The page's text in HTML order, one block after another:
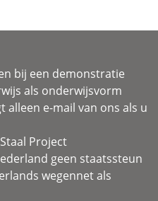
bij een demonstratie
als onderwijsvorm
alleen e-mail van ons als u
Project
geen staatssteun
wegennet als